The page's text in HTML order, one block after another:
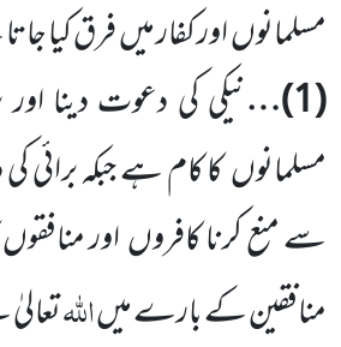
مسلمانوںاور کفار میںفرق کیا
(
1
)…نیکی کی دعوت دینا
مسلمانوںکا کام ہے جبکہ برائی
سے منع کرنا کافروںاور
منافقین کے بارے میںاللہ